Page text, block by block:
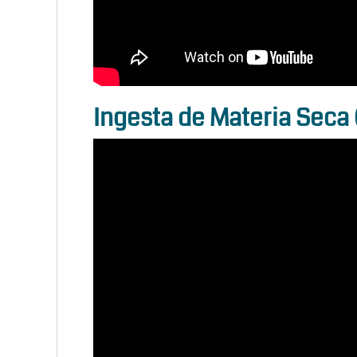
Ingesta de Materia Seca